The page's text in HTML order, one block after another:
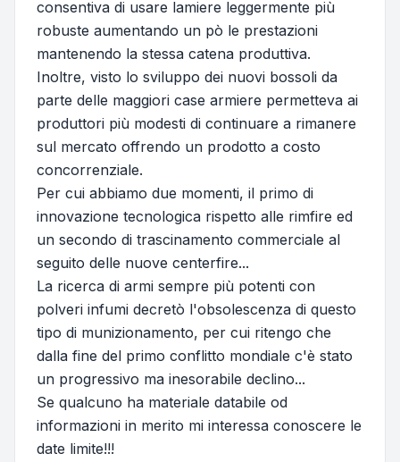
consentiva di usare lamiere leggermente più
robuste aumentando un pò le prestazioni
mantenendo la stessa catena produttiva.
Inoltre, visto lo sviluppo dei nuovi bossoli da
parte delle maggiori case armiere permetteva ai
produttori più modesti di continuare a rimanere
sul mercato offrendo un prodotto a costo
concorrenziale.
Per cui abbiamo due momenti, il primo di
innovazione tecnologica rispetto alle rimfire ed
un secondo di trascinamento commerciale al
seguito delle nuove centerfire...
La ricerca di armi sempre più potenti con
polveri infumi decretò l'obsolescenza di questo
tipo di munizionamento, per cui ritengo che
dalla fine del primo conflitto mondiale c'è stato
un progressivo ma inesorabile declino...
Se qualcuno ha materiale databile od
informazioni in merito mi interessa conoscere le
date limite!!!